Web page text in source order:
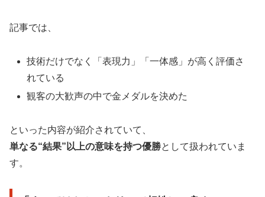
記事では、
技術だけでなく「表現力」「一体感」が高く評価さ
れている
観客の大歓声の中で金メダルを決めた
といった内容が紹介されていて、
単なる“結果”以上の意味を持つ優勝として扱われていま
す。